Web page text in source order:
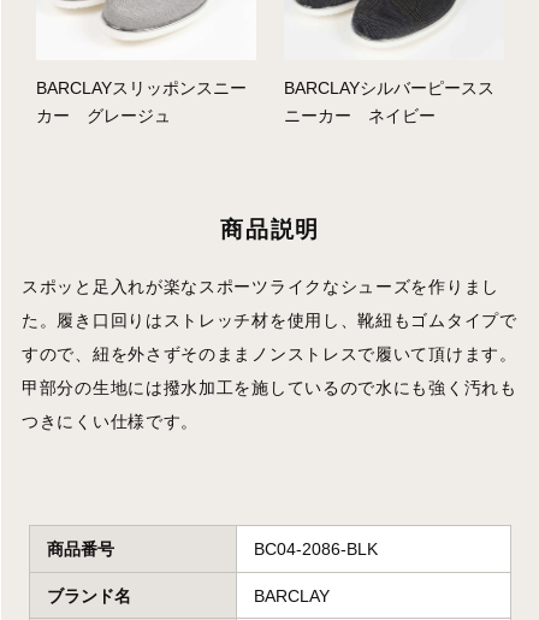
BARCLAYスリッポンスニー
カー グレージュ
BARCLAYシルバーピースス
ニーカー ネイビー
商品説明
スポッと足入れが楽なスポーツライクなシューズを作りまし
た。履き口回りはストレッチ材を使用し、靴紐もゴムタイプで
すので、紐を外さずそのままノンストレスで履いて頂けます。
甲部分の生地には撥水加工を施しているので水にも強く汚れも
つきにくい仕様です。
商品番号 BC04-2086-BLK
ブランド名 BARCLAY